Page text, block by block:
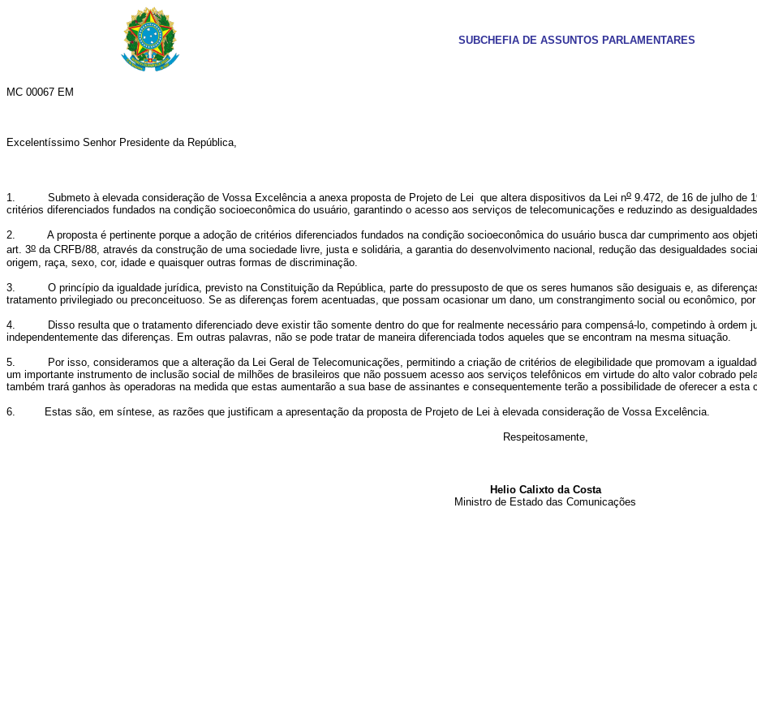
SUBCHEFIA DE ASSUNTOS PARLAMENTARES
MC 00067 EM
Excelentíssimo Senhor Presidente da República,
1. Submeto à elevada consideração de Vossa Excelência a anexa proposta de Projeto de Lei que altera dispositivos da Lei no 9.472, de 16 de julho de
critérios diferenciados fundados na condição socioeconômica do usuário, garantindo o acesso aos serviços de telecomunicações e reduzindo as
2.
A proposta é pertinente porque a adoção de critérios diferenciados fundados na condição socioeconômica do usuário busca dar cumprimento aos
art. 3o da CRFB/88, através da construção de uma sociedade livre, justa e solidária, a garantia do desenvolvimento nacional, redução das desigualdades
origem, raça, sexo, cor, idade e quaisquer outras formas de discriminação.
3.
O princípio da igualdade jurídica, previsto na Constituição da República, parte do pressuposto de que os seres humanos são desiguais e, as
tratamento privilegiado ou preconceituoso. Se as diferenças forem acentuadas, que possam ocasionar um dano, um constrangimento social ou econômico,
4.
Disso resulta que o tratamento diferenciado deve existir tão somente dentro do que for realmente necessário para compensá-lo, competindo à ordem
independentemente das diferenças. Em outras palavras, não se pode tratar de maneira diferenciada todos aqueles que se encontram na mesma situação.
5.
Por isso, consideramos que a alteração da Lei Geral de Telecomunicações, permitindo a criação de critérios de elegibilidade que promovam a
um importante instrumento de inclusão social de milhões de brasileiros que não possuem acesso aos serviços telefônicos em virtude do alto valor cobrado
também trará ganhos às operadoras na medida que estas aumentarão a sua base de assinantes e consequentemente terão a possibilidade de oferecer a esta
6. Estas são, em síntese, as razões que justificam a apresentação da proposta de Projeto de Lei à elevada consideração de Vossa Excelência.
Respeitosamente,
Helio Calixto da Costa
Ministro de Estado das Comunicações